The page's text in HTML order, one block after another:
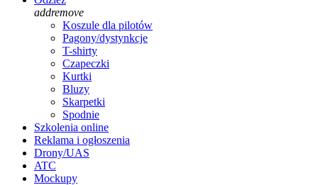
addremove
Koszule dla pilotów
Pagony/dystynkcje
T-shirty
Czapeczki
Kurtki
Bluzy
Skarpetki
Spodnie
Szkolenia online
Reklama i ogłoszenia
Drony/UAS
ATC
Mockupy